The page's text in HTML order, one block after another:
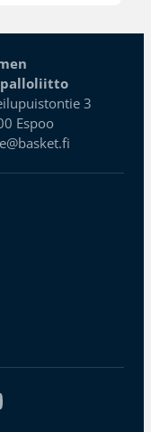
3
Espoo